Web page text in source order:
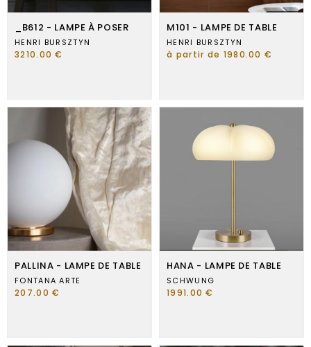
_B612 - LAMPE À POSER
HENRI BURSZTYN
3210.00 €
M101 - LAMPE DE TABLE
HENRI BURSZTYN
à partir de 1980.00 €
PALLINA - LAMPE DE TABLE
FONTANA ARTE
207.00 €
HANA - LAMPE DE TABLE
SCHWUNG
1991.00 €